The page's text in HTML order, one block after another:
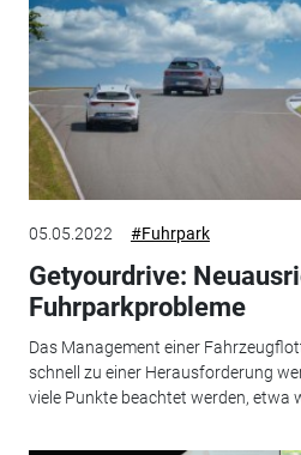
05.05.2022 #Fuhrpark
Getyourdrive:
Fuhrparkprobleme
Das Management einer
schnell zu einer Herausforderung
viele Punkte beachtet werden, etwa